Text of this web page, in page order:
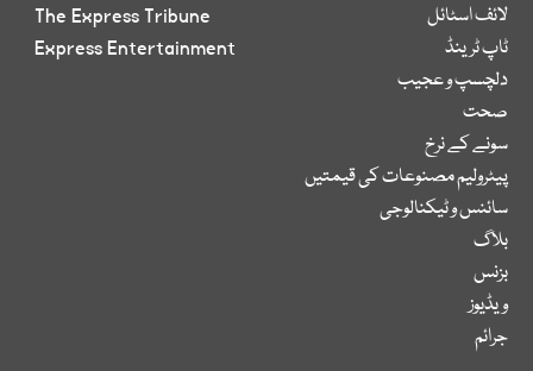
لائف اسٹائل
ٹاپ ٹرینڈ
دلچسپ و عجیب
صحت
سونے کے نرخ
پیٹرولیم مصنوعات کی قیمتیں
سائنس و ٹیکنالوجی
بلاگ
بزنس
ویڈیوز
جرائم
The Express Tribune
Express Entertainment